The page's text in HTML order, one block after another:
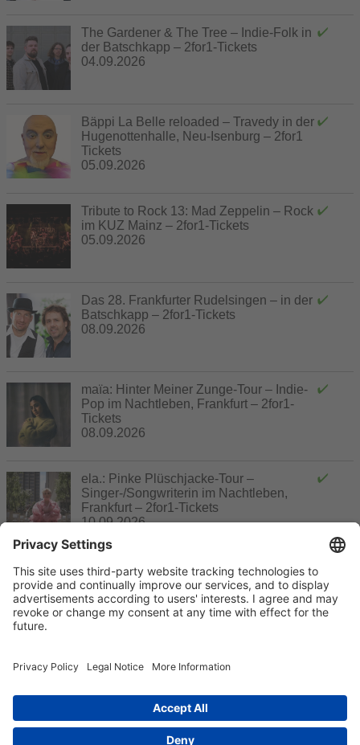
The Gardener & The Tree – Indie-Folk in
der Batschkapp – 2for1-Tickets
04.09.2026
Bäppi La Belle reloaded – Travedy in der
Hugenottenhalle, Neu-Isenburg – 2for1
Tickets
05.09.2026
Tribute to Rock 13: Mad Zeppelin – Rock
im KUZ Mainz – 2for1-Tickets
05.09.2026
Das 28. Frankfurter Rudelsingen – in der
Batschkapp – 2for1-Tickets
08.09.2026
maïa: Hinter Meiner Zunge-Tour – Indie-
Pop im Nachtleben, Frankfurt – 2for1-
Tickets
08.09.2026
ela.: Pinke Plüschjacke-Tour –
Singer-/Songwriterin im Nachtleben,
Frankfurt – 2for1-Tickets
10.09.2026
noch Kontingente frei, Buchung möglich
ausgebucht, keine Buchung mehr möglich
Gutschein
Buchung erst später möglich
ohne Buchung nutzbar